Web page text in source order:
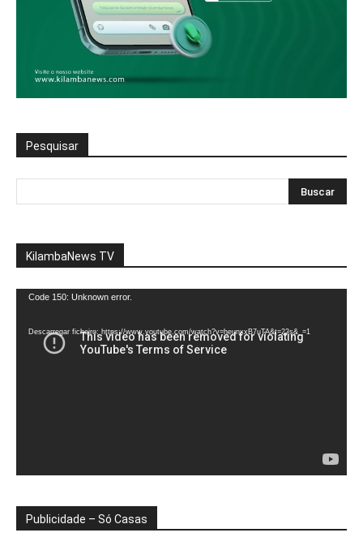
Pesquisar
KilambaNews TV
Reprodutor
vídeo
Code 150: Unknown error.
Descarregar ficheiro: https://www.youtube.com/watch?v=heunxxB7uTA&t=22s&_=1
Publicidade – Só Casas